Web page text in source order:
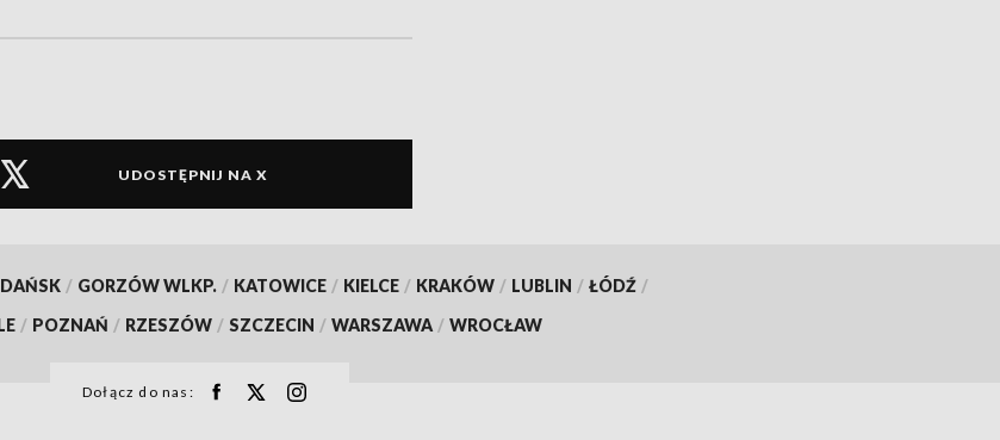
UDOSTĘPNIJ NA X
/ GORZÓW WLKP. / KATOWICE / KIELCE / KRAKÓW / LUBLIN / ŁÓDŹ /
/ POZNAŃ / RZESZÓW / SZCZECIN / WARSZAWA / WROCŁAW
Dołącz do nas: